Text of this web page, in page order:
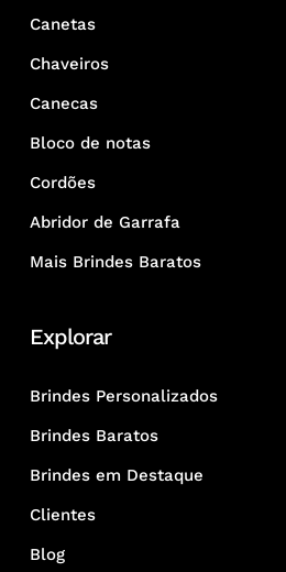
Canetas
Chaveiros
Canecas
Bloco de notas
Cordões
Abridor de Garrafa
Mais Brindes Baratos
Explorar
Brindes Personalizados
Brindes Baratos
Brindes em Destaque
Clientes
Blog